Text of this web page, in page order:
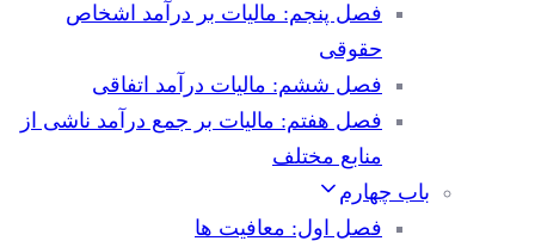
فصل پنجم: مالیات بر درآمد اشخاص
حقوقی
فصل ششم: مالیات درآمد اتفاقی
فصل هفتم: مالیات بر جمع درآمد ناشی از
منابع مختلف
باب چهارم
فصل اول: معافیت ها